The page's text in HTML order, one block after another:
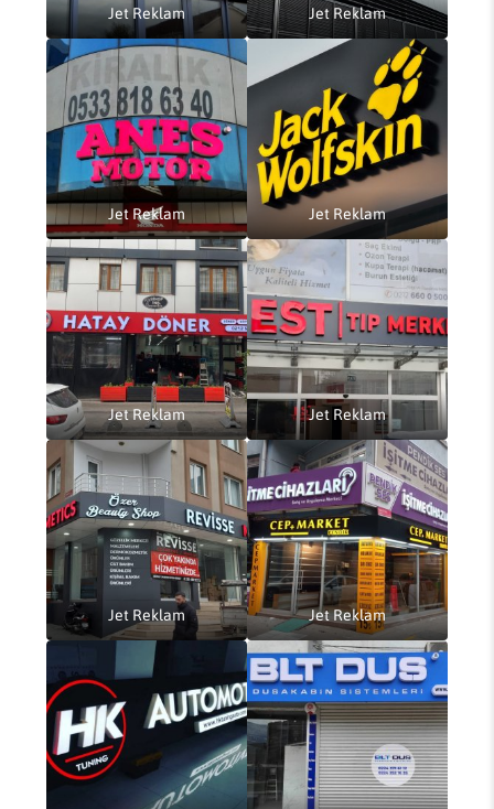
Jet Reklam Jet Reklam
Jet Reklam Jet Reklam
Jet Reklam Jet Reklam
Jet Reklam Jet Reklam